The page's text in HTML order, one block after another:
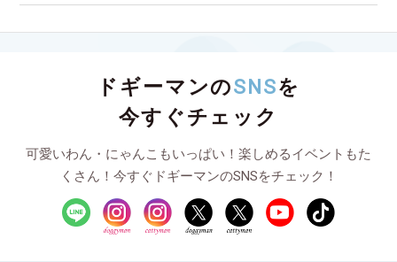
ドギーマンのSNSを
今すぐチェック
可愛いわん・にゃんこもいっぱい！楽しめるイベントもた
くさん！今すぐドギーマンのSNSをチェック！